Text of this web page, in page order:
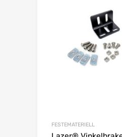
FESTEMATERIELL